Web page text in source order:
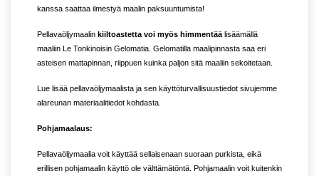
kanssa saattaa ilmestyä maalin paksuuntumista!
Pellavaöljymaalin kiiltoastetta voi myös himmentää lisäämällä
maaliin Le Tonkinoisin Gelomatia. Gelomatilla maalipinnasta saa eri
asteisen mattapinnan, riippuen kuinka paljon sitä maaliin sekoitetaan.
Lue lisää pellavaöljymaalista ja sen käyttöturvallisuustiedot sivujemme
alareunan materiaalitiedot kohdasta.
Pohjamaalaus:
Pellavaöljymaalia voit käyttää sellaisenaan suoraan purkista, eikä
erillisen pohjamaalin käyttö ole välttämätöntä. Pohjamaalin voit kuitenkin